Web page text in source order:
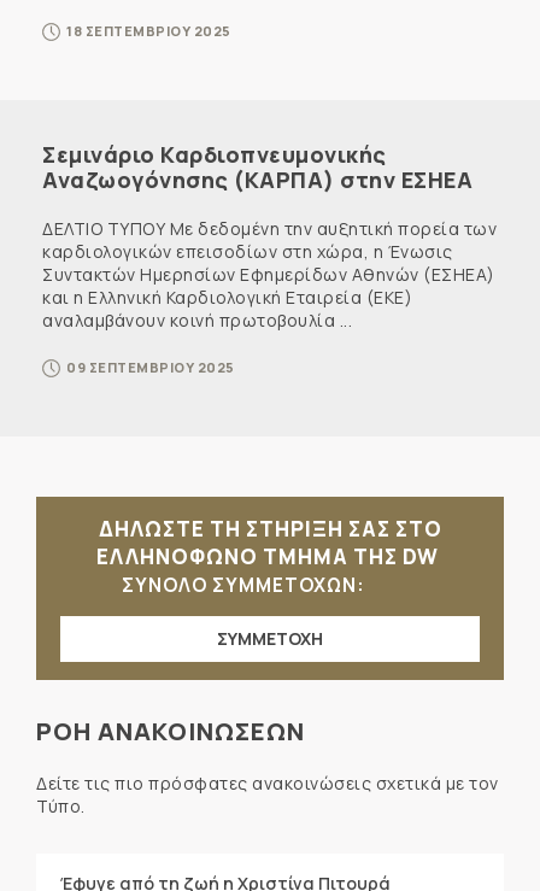
18 ΣΕΠΤΕΜΒΡΙΟΥ 2025
Σεμινάριο Καρδιοπνευμονικής
Αναζωογόνησης (ΚΑΡΠΑ) στην ΕΣΗΕΑ
ΔΕΛΤΙΟ ΤΥΠΟΥ Με δεδομένη την αυξητική πορεία των
καρδιολογικών επεισοδίων στη χώρα, η Ένωσις
Συντακτών Ημερησίων Εφημερίδων Αθηνών (ΕΣΗΕΑ)
και η Ελληνική Καρδιολογική Εταιρεία (ΕΚΕ)
αναλαμβάνουν κοινή πρωτοβουλία ...
09 ΣΕΠΤΕΜΒΡΙΟΥ 2025
ΔΗΛΩΣΤΕ ΤΗ ΣΤΗΡΙΞΗ ΣΑΣ ΣΤΟ
ΕΛΛΗΝΟΦΩΝΟ ΤΜΗΜΑ ΤΗΣ DW
ΣΥΝΟΛΟ ΣΥΜΜΕΤΟΧΩΝ:
ΣΥΜΜΕΤΟΧΗ
ΡΟΗ ΑΝΑΚΟΙΝΩΣΕΩΝ
Δείτε τις πιο πρόσφατες ανακοινώσεις σχετικά με τον
Τύπο.
Έφυγε από τη ζωή η Χριστίνα Πιτουρά